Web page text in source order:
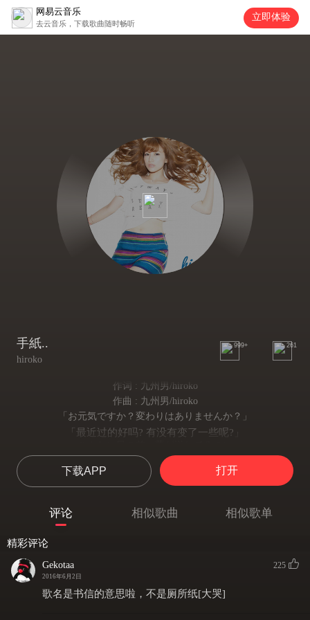
网易云音乐
去云音乐，下载歌曲随时畅听
立即体验
手紙..
hiroko
999+ 261
作词 : 九州男/hiroko
作曲 : 九州男/hiroko
「お元気ですか？変わりはありませんか？」
「最近过的好吗? 有没有变了一些呢?」
眼前的我 是那么的充满着梦想
光ってるものは後方に
但是那光明的希望却在后方
应该把所有都塞在背包里才来的 但却为什么会这样?
只看见了努力吐着气把手弄温暖的自己
暖めてる僕が映ってるだけ
下载APP 打开
评论 相似歌曲 相似歌单
精彩评论
Gekotaa
2016年6月2日
225
歌名是书信的意思啦，不是厕所纸[大哭]